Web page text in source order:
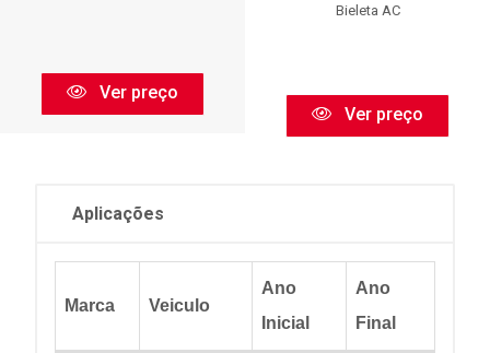
Ver preço
Bieleta AC
Ver preço
Aplicações
Marca Veiculo
Ano
Inicial
Ano
Final